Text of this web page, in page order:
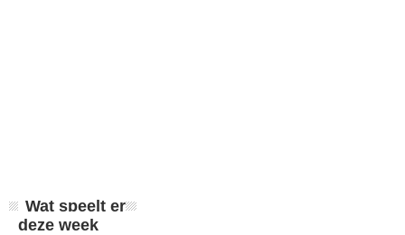
Wat speelt er
deze week